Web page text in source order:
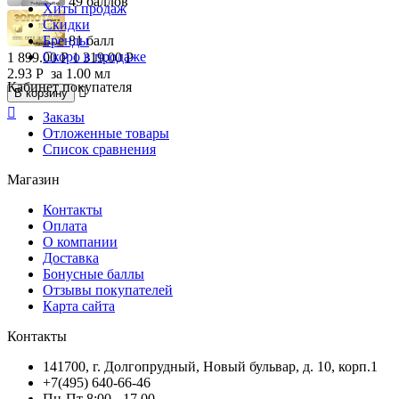
81 балл
1 899.00 Р 1 319.00 Р
2.93 Р за 1.00 мл
В корзину


Хиты продаж
Скидки
Бренды
Скоро в продаже
Кабинет покупателя
Заказы
Отложенные товары
Список сравнения
Магазин
Контакты
Оплата
О компании
Доставка
Бонусные баллы
Отзывы покупателей
Карта сайта
Контакты
141700, г. Долгопрудный, Новый бульвар, д. 10, корп.1
+7(495) 640-66-46